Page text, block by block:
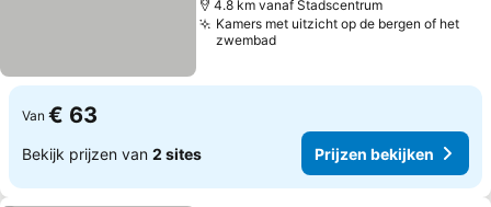
4.8 km vanaf Stadscentrum
Kamers met uitzicht op de bergen of het
zwembad
Van € 63
Bekijk prijzen van 2 sites Prijzen bekijken